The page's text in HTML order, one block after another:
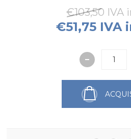
€103,50 IVA
€51,75 IVA